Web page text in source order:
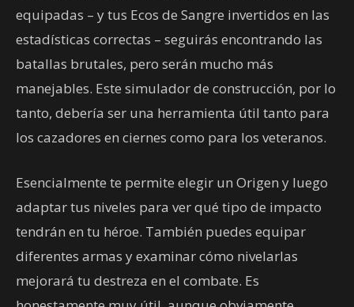
equipadas – y tus Ecos de Sangre invertidos en las
estadísticas correctas – seguirás encontrando las
batallas brutales, pero serán mucho más
manejables. Este simulador de construcción, por lo
tanto, debería ser una herramienta útil tanto para
los cazadores en ciernes como para los veteranos.
Esencialmente te permite elegir un Origen y luego
adaptar tus niveles para ver qué tipo de impacto
tendrán en tu héroe. También puedes equipar
diferentes armas y examinar cómo nivelarlas
mejorará tu destreza en el combate. Es